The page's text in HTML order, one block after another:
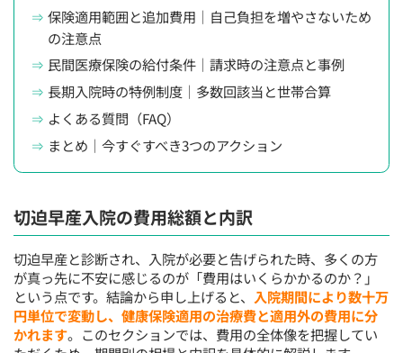
保険適用範囲と追加費用｜自己負担を増やさないため
の注意点
民間医療保険の給付条件｜請求時の注意点と事例
長期入院時の特例制度｜多数回該当と世帯合算
よくある質問（FAQ）
まとめ｜今すぐすべき3つのアクション
切迫早産入院の費用総額と内訳
切迫早産と診断され、入院が必要と告げられた時、多くの方
が真っ先に不安に感じるのが「費用はいくらかかるのか？」
という点です。結論から申し上げると、入院期間により数十万
円単位で変動し、健康保険適用の治療費と適用外の費用に分
かれます。このセクションでは、費用の全体像を把握してい